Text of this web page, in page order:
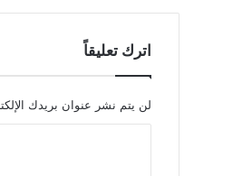
اترك تعليقاً
لن يتم نشر عنوان بريدك